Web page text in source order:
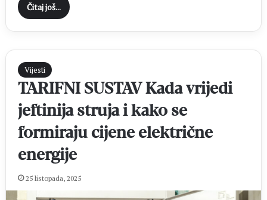
Čitaj još...
Vijesti
TARIFNI SUSTAV Kada vrijedi
jeftinija struja i kako se
formiraju cijene električne
energije
25 listopada, 2025